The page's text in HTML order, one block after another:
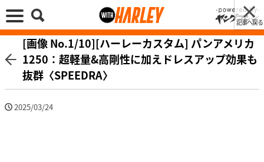
記事へ戻る
[画像 No.1/10][ハーレーカスタム] パンアメリカ
1250：超軽量&高剛性に加えドレスアップ効果も
抜群〈SPEEDRA〉
2025/03/24